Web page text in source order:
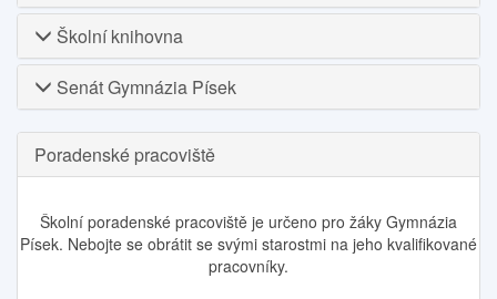
Školní knihovna
Senát Gymnázia Písek
Poradenské pracoviště
Školní poradenské pracoviště je určeno pro žáky Gymnázia
Písek. Nebojte se obrátit se svými starostmi na jeho kvalifikované
pracovníky.